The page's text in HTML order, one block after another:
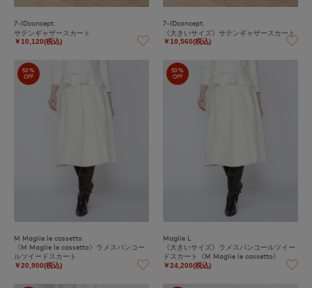
7-IDconcept.
サテンギャザースカート
￥10,120(税込)
7-IDconcept.
《大きいサイズ》サテンギャザースカート
￥10,560(税込)
50%
OFF
M Maglie le cassetto
《M Maglie le cassetto》ラメスパンコー
ルツイードスカート
￥20,900(税込)
50%
OFF
Maglie L
《大きいサイズ》ラメスパンコールツイー
ドスカート《M Maglie le cassetto》
￥24,200(税込)